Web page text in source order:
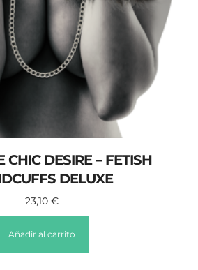
CHIC DESIRE – FETISH
DELUXE
23,10 €
Añadir al carrito